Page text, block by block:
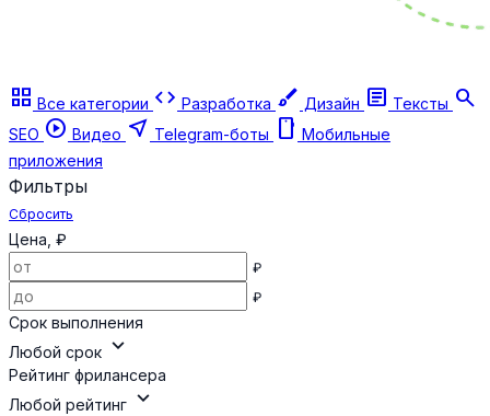
grid_view Все категории code Разработка brush Дизайн article Тексты search
SEO play_circle Видео near_me Telegram-боты smartphone Мобильные
приложения
Фильтры
Сбросить
Цена, ₽
₽
₽
Срок выполнения
Любой срок expand_more
Рейтинг фрилансера
Любой рейтинг expand_more